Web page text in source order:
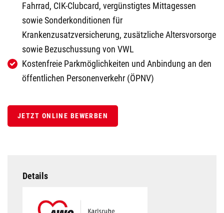
Details
Fahrrad, CIK-Clubcard, vergünstigtes Mittagessen
sowie Sonderkonditionen für
Krankenzusatzversicherung, zusätzliche Altersvorsorge
sowie Bezuschussung von VWL
Kostenfreie Parkmöglichkeiten und Anbindung an den
öffentlichen Personenverkehr (ÖPNV)
JETZT ONLINE BEWERBEN